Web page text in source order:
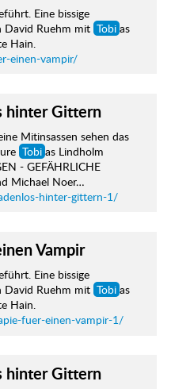
Eine bissige
David Ruehm mit Tobi as
Hain.
einen-vampir/
hinter Gittern
Mitinsassen sehen das
Tobi as Lindholm
- GEFÄHRLICHE
Michael Noer…
hinter-gittern-1/
Vampir
Eine bissige
David Ruehm mit Tobi as
Hain.
fuer-einen-vampir-1/
hinter Gittern